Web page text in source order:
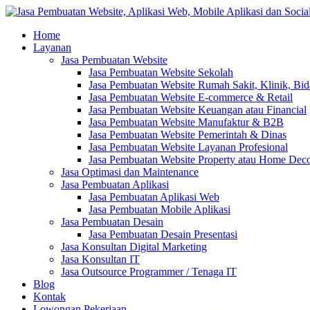
Home
Layanan
Jasa Pembuatan Website
Jasa Pembuatan Website Sekolah
Jasa Pembuatan Website Rumah Sakit, Klinik,
Jasa Pembuatan Website E-commerce & Retail
Jasa Pembuatan Website Keuangan atau Financial
Jasa Pembuatan Website Manufaktur & B2B
Jasa Pembuatan Website Pemerintah & Dinas
Jasa Pembuatan Website Layanan Profesional
Jasa Pembuatan Website Property atau Home
Jasa Optimasi dan Maintenance
Jasa Pembuatan Aplikasi
Jasa Pembuatan Aplikasi Web
Jasa Pembuatan Mobile Aplikasi
Jasa Pembuatan Desain
Jasa Pembuatan Desain Presentasi
Jasa Konsultan Digital Marketing
Jasa Konsultan IT
Jasa Outsource Programmer / Tenaga IT
Blog
Kontak